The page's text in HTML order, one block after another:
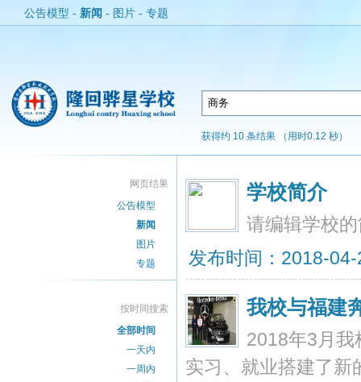
公告模型 - 新闻 - 图片 - 专题
获得约 10 条结果 （用时0.12 秒）
网页结果
公告模型
新闻
图片
专题
按时间搜索
全部时间
一天内
一周内
学校简介
请编辑学校
发布时间：2018-
我校与福建
2018年3月我
实习、就业搭建了新